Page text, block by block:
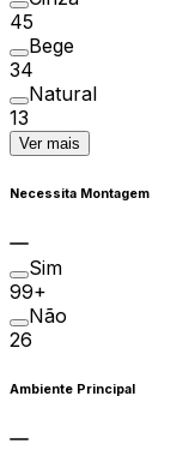
45
Bege
34
Natural
13
Ver mais
Necessita Montagem
Sim
99+
Não
26
Ambiente Principal